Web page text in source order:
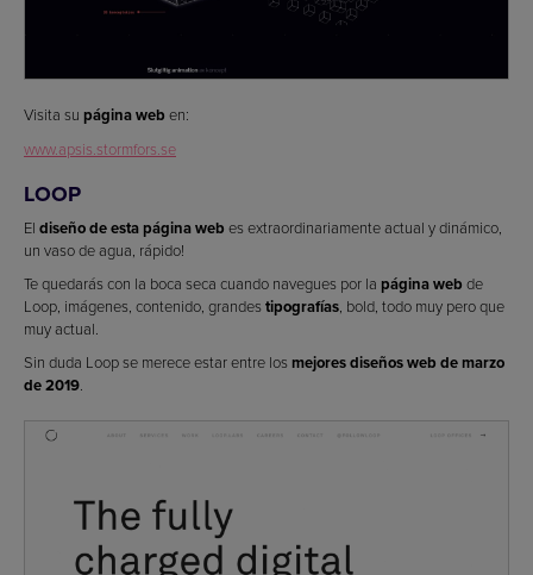
Visita su página web en:
www.apsis.stormfors.se
LOOP
El diseño de esta página web es extraordinariamente actual y dinámico,
un vaso de agua, rápido!
Te quedarás con la boca seca cuando navegues por la página web de
Loop, imágenes, contenido, grandes tipografías, bold, todo muy pero que
muy actual.
Sin duda Loop se merece estar entre los mejores diseños web de marzo
de 2019.